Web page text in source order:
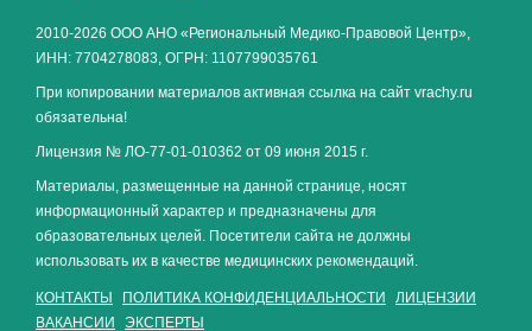
2010-2026 ООО АНО «Региональный Медико-Правовой Центр»,
ИНН: 7704278083, ОГРН: 1107799035761
При копировании материалов активная ссылка на сайт vrachy.ru
обязательна!
Лицензия № ЛО-77-01-010362 от 09 июня 2015 г.
Материалы, размещенные на данной странице, носят
информационный характер и предназначены для
образовательных целей. Посетители сайта не должны
использовать их в качестве медицинских рекомендаций.
КОНТАКТЫ ПОЛИТИКА КОНФИДЕНЦИАЛЬНОСТИ
ЛИЦЕНЗИИ
ВАКАНСИИ
ЭКСПЕРТЫ